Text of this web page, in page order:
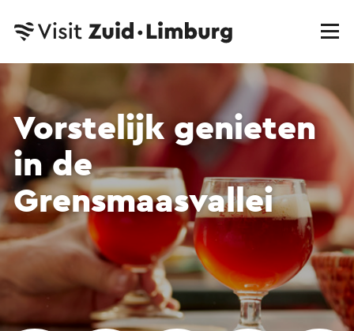
Vorstelijk genieten
in de
Grensmaasvallei